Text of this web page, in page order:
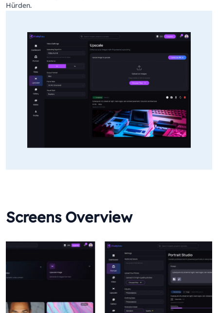
Hürden.
Screens Overview